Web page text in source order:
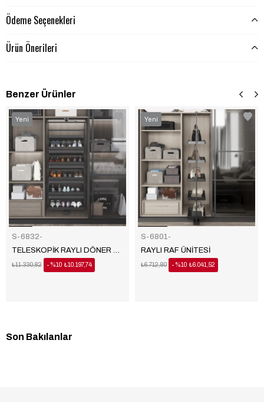
Ödeme Seçenekleri
Ürün Önerileri
Benzer Ürünler
S-6832-
TELESKOPİK RAYLI DÖNER AYAKKABILIK
%10 ₺10.197,74
₺11.330,82
Yeni
Ürün
S-6801-
RAYLI RAF ÜNİTESİ
%10 ₺6.041,52
₺6.712,80
Yeni
Ürün
Son Bakılanlar